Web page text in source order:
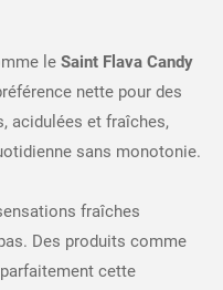
le Saint Flava Candy
nette pour des
acidulées et fraîches,
sans monotonie.
fraîches
Des produits comme
cette